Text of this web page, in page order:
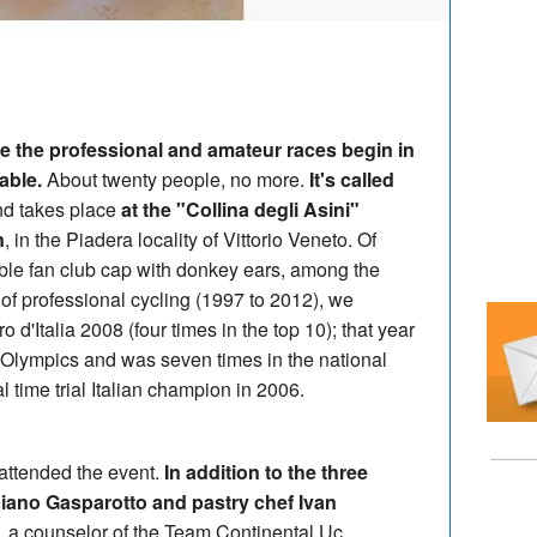
the professional and amateur races begin in
About twenty people, no more. It's called
takes placeat the "Collina degli Asini"
, in the Piadera locality of Vittorio Veneto. Of
fan club cap with donkey ears, among the
professional cycling (1997 to 2012), we
d'Italia 2008 (four times in the top 10); that year
and was seven times in the national
time trial Italian champion in 2006.
the event. In addition to the three
Gasparotto and pastry chef Ivan